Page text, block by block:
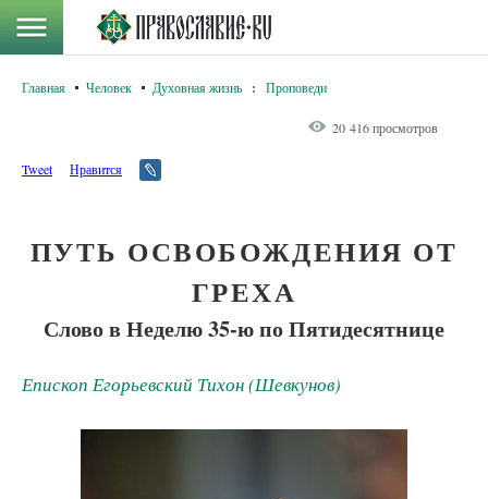
Главная Человек Духовная жизнь : Проповеди
20 416 просмотров
Tweet Нравится
ПУТЬ ОСВОБОЖДЕНИЯ ОТ
ГРЕХА
Слово в Неделю 35-ю по Пятидесятнице
Епископ Егорьевский Тихон (Шевкунов)